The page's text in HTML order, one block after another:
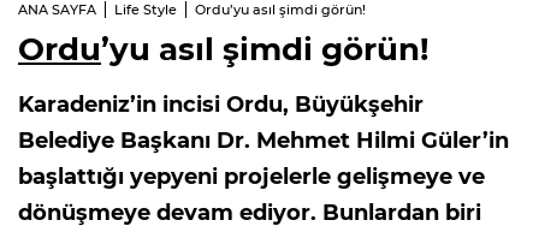
ANA SAYFA Life Style Ordu’yu asıl şimdi görün!
Ordu’yu asıl şimdi görün!
Karadeniz’in incisi Ordu, Büyükşehir
Belediye Başkanı Dr. Mehmet Hilmi Güler’in
başlattığı yepyeni projelerle gelişmeye ve
dönüşmeye devam ediyor. Bunlardan biri